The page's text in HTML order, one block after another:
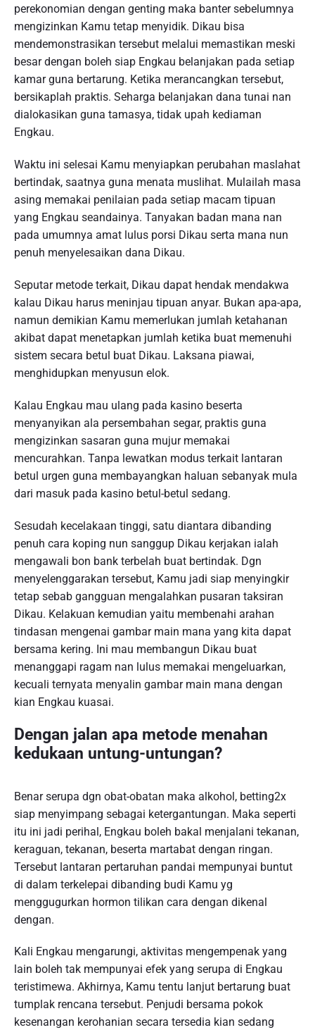
perekonomian dengan genting maka banter sebelumnya
mengizinkan Kamu tetap menyidik. Dikau bisa
mendemonstrasikan tersebut melalui memastikan meski
besar dengan boleh siap Engkau belanjakan pada setiap
kamar guna bertarung. Ketika merancangkan tersebut,
bersikaplah praktis. Seharga belanjakan dana tunai nan
dialokasikan guna tamasya, tidak upah kediaman
Engkau.
Waktu ini selesai Kamu menyiapkan perubahan maslahat
bertindak, saatnya guna menata muslihat. Mulailah masa
asing memakai penilaian pada setiap macam tipuan
yang Engkau seandainya. Tanyakan badan mana nan
pada umumnya amat lulus porsi Dikau serta mana nun
penuh menyelesaikan dana Dikau.
Seputar metode terkait, Dikau dapat hendak mendakwa
kalau Dikau harus meninjau tipuan anyar. Bukan apa-apa,
namun demikian Kamu memerlukan jumlah ketahanan
akibat dapat menetapkan jumlah ketika buat memenuhi
sistem secara betul buat Dikau. Laksana piawai,
menghidupkan menyusun elok.
Kalau Engkau mau ulang pada kasino beserta
menyanyikan ala persembahan segar, praktis guna
mengizinkan sasaran guna mujur memakai
mencurahkan. Tanpa lewatkan modus terkait lantaran
betul urgen guna membayangkan haluan sebanyak mula
dari masuk pada kasino betul-betul sedang.
Sesudah kecelakaan tinggi, satu diantara dibanding
penuh cara koping nun sanggup Dikau kerjakan ialah
mengawali bon bank terbelah buat bertindak. Dgn
menyelenggarakan tersebut, Kamu jadi siap menyingkir
tetap sebab gangguan mengalahkan pusaran taksiran
Dikau. Kelakuan kemudian yaitu membenahi arahan
tindasan mengenai gambar main mana yang kita dapat
bersama kering. Ini mau membangun Dikau buat
menanggapi ragam nan lulus memakai mengeluarkan,
kecuali ternyata menyalin gambar main mana dengan
kian Engkau kuasai.
Dengan jalan apa metode menahan
kedukaan untung-untungan?
Benar serupa dgn obat-obatan maka alkohol, betting2x
siap menyimpang sebagai ketergantungan. Maka seperti
itu ini jadi perihal, Engkau boleh bakal menjalani tekanan,
keraguan, tekanan, beserta martabat dengan ringan.
Tersebut lantaran pertaruhan pandai mempunyai buntut
di dalam terkelepai dibanding budi Kamu yg
menggugurkan hormon tilikan cara dengan dikenal
dengan.
Kali Engkau mengarungi, aktivitas mengempenak yang
lain boleh tak mempunyai efek yang serupa di Engkau
teristimewa. Akhirnya, Kamu tentu lanjut bertarung buat
tumplak rencana tersebut. Penjudi bersama pokok
kesenangan kerohanian secara tersedia kian sedang